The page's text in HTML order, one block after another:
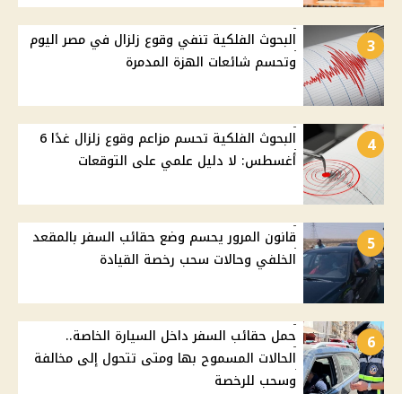
3
البحوث الفلكية تنفي وقوع زلزال في مصر اليوم
وتحسم شائعات الهزة المدمرة
4
البحوث الفلكية تحسم مزاعم وقوع زلزال غدًا 6
أغسطس: لا دليل علمي على التوقعات
5
قانون المرور يحسم وضع حقائب السفر بالمقعد
الخلفي وحالات سحب رخصة القيادة
6
حمل حقائب السفر داخل السيارة الخاصة..
الحالات المسموح بها ومتى تتحول إلى مخالفة
وسحب للرخصة